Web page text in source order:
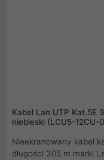
Kabel Lan UTP Kat.5E
niebieski (LCU5-12CU-
Nieekranowany kabel
długości 305 m marki